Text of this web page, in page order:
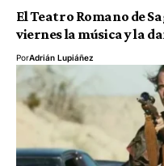
El Teatro Romano de
viernes la música y la
PorAdrián Lupiáñez